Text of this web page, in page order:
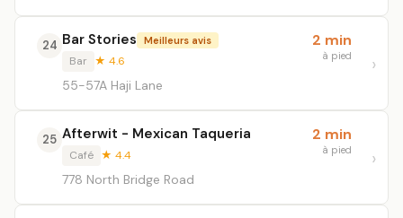
24 Bar Stories Meilleurs avis
Bar ★ 4.6
55-57A Haji Lane
2 min
à pied
25 Afterwit - Mexican Taqueria
Café ★ 4.4
778 North Bridge Road
2 min
à pied